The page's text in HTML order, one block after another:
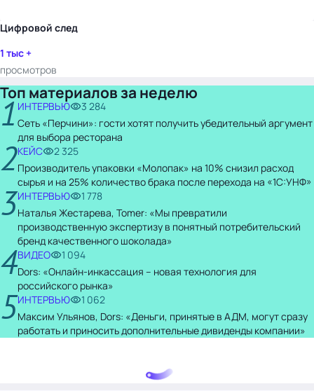
Цифровой след
1 тыс +
просмотров
Топ материалов за неделю
1 ИНТЕРВЬЮ
3 284
Сеть «Перчини»: гости хотят получить убедительный аргумент
для выбора ресторана
2КЕЙС
2 325
Производитель упаковки «Молопак» на 10% снизил расход
сырья и на 25% количество брака после перехода на «1С:УНФ»
3ИНТЕРВЬЮ
1 778
Наталья Жестарева, Tomer: «Мы превратили
производственную экспертизу в понятный потребительский
бренд качественного шоколада»
4ВИДЕО
1 094
Dors: «Онлайн-инкассация – новая технология для
российского рынка»
5ИНТЕРВЬЮ
1 062
Максим Ульянов, Dors: «Деньги, принятые в АДМ, могут сразу
работать и приносить дополнительные дивиденды компании»